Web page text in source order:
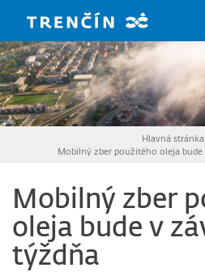
Hlavná stránka
Mobilný zber použitého oleja
Mobilný zber
oleja bude v
týždňa